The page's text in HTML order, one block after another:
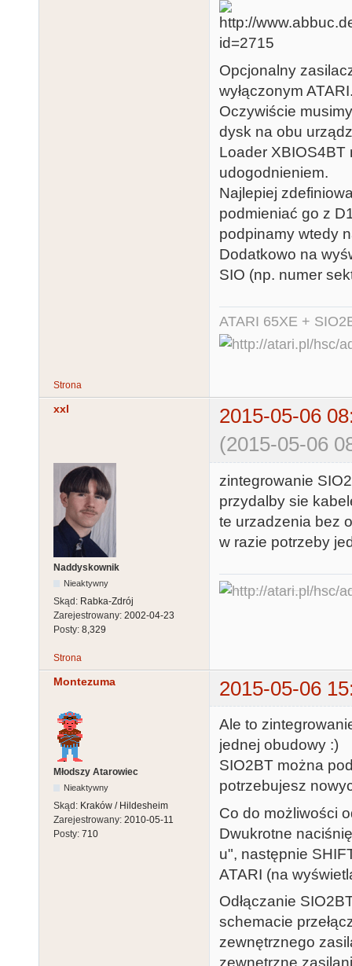
Opcjonalny
wyłączonym
Oczywiście
dysk na obu
Loader XBIOS4BT
udogodnieniem.
Najlepiej
podmieniać go z
podpinamy wtedy
Dodatkowo na
SIO (np. numer
ATARI 65XE +
Strona
xxl
2015-05-06
(2015-05-06
Naddyskownik
Nieaktywny
Skąd: Rabka-Zdrój
Zarejestrowany: 2002-04-23
Posty: 8,329
zintegrowanie
przydalby sie
te urzadzenia bez
w razie potrzeby
Strona
Montezuma 2015-05-06
Młodszy Atarowiec
Nieaktywny
Skąd: Kraków / Hildesheim
Zarejestrowany: 2010-05-11
Posty: 710
Ale to
jednej obudowy :)
SIO2BT można
potrzebujesz
Co do możliwości
Dwukrotne
u", następnie
ATARI (na
Odłączanie
schemacie
zewnętrznego
zewnętrzne